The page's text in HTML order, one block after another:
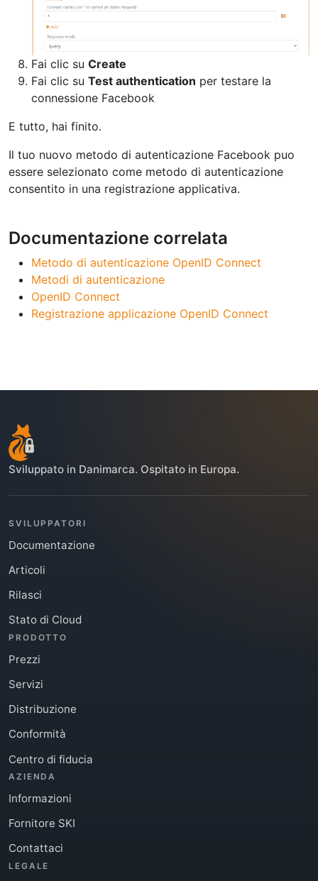
Fai clic su Create
Fai clic su Test authentication per testare la
connessione Facebook
E tutto, hai finito.
Il tuo nuovo metodo di autenticazione Facebook puo
essere selezionato come metodo di autenticazione
consentito in una registrazione applicativa.
Documentazione correlata
Metodo di autenticazione OpenID Connect
Metodi di autenticazione
OpenID Connect
Registrazione applicazione OpenID Connect
Sviluppato in Danimarca. Ospitato in Europa.
SVILUPPATORI
Documentazione
Articoli
Rilasci
Stato di Cloud
PRODOTTO
Prezzi
Servizi
Distribuzione
Conformità
Centro di fiducia
AZIENDA
Informazioni
Fornitore SKI
Contattaci
LEGALE